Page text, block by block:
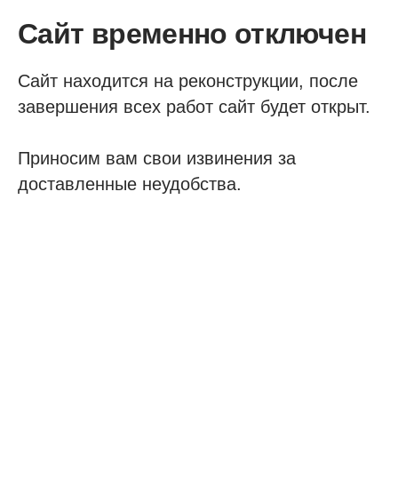
Сайт временно отключен
Сайт находится на реконструкции, после
завершения всех работ сайт будет открыт.
Приносим вам свои извинения за
доставленные неудобства.